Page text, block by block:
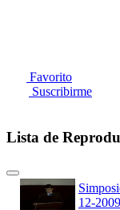
Favorito
Suscribirme
Lista de
12-